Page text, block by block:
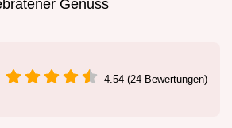
Genuss
4.54 (24 Bewertungen)